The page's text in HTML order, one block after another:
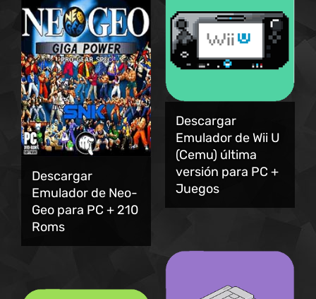
Descargar
Emulador de Neo-
Geo para PC + 210
Roms
Descargar
Emulador de Wii U
(Cemu) última
versión para PC +
Juegos